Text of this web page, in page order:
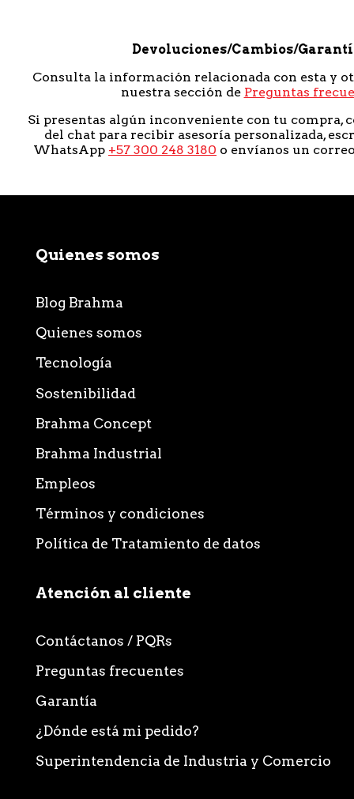
Devoluciones/Cambios/
Consulta la información relacionada con esta y
nuestra sección de Preguntas
Si presentas algún inconveniente con tu compra,
del chat para recibir asesoría personalizada,
WhatsApp +57 300 248 3180 o envíanos un
Quienes somos
Blog Brahma
Quienes somos
Tecnología
Sostenibilidad
Brahma Concept
Brahma Industrial
Empleos
Términos y condiciones
Política de Tratamiento de datos
Atención al cliente
Contáctanos / PQRs
Preguntas frecuentes
Garantía
¿Dónde está mi pedido?
Superintendencia de Industria y Comercio